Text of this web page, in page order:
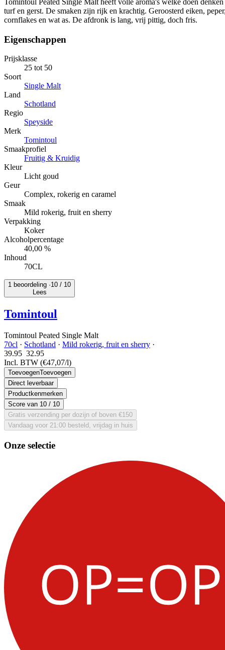
turf en gerst. De smaken zijn rijk en krachtig. Geroosterd eiken,
cornflakes en wat as. De afdronk is lang, vrij pittig, doch fris.
Eigenschappen
Prijsklasse
25 tot 50
Soort
Single Malt
Land
Schotland
Regio
Speyside
Merk
Tomintoul
Smaakprofiel
Fruitig & Kruidig
Kleur
Licht goud
Geur
Complex, rokerig en caramel
Smaak
Mild rokerig, fruit en sherry
Verpakking
Koker
Alcoholpercentage
40,00 %
Inhoud
70CL
1 beoordeling ·10 / 10
Lees
Tomintoul
Tomintoul Peated Single Malt
70cl · Schotland · Mild rokerig, fruit en sherry ·
39.95 32.95
Incl. BTW (€47,07/l)
ToevoegenToevoegen
Direct leverbaar
Productkenmerken
Score van 10 / 10
Gratis verzending per dozijn of boven €150
Vandaag voor 21:00 besteld, vrijdag in huis
Onze selectie